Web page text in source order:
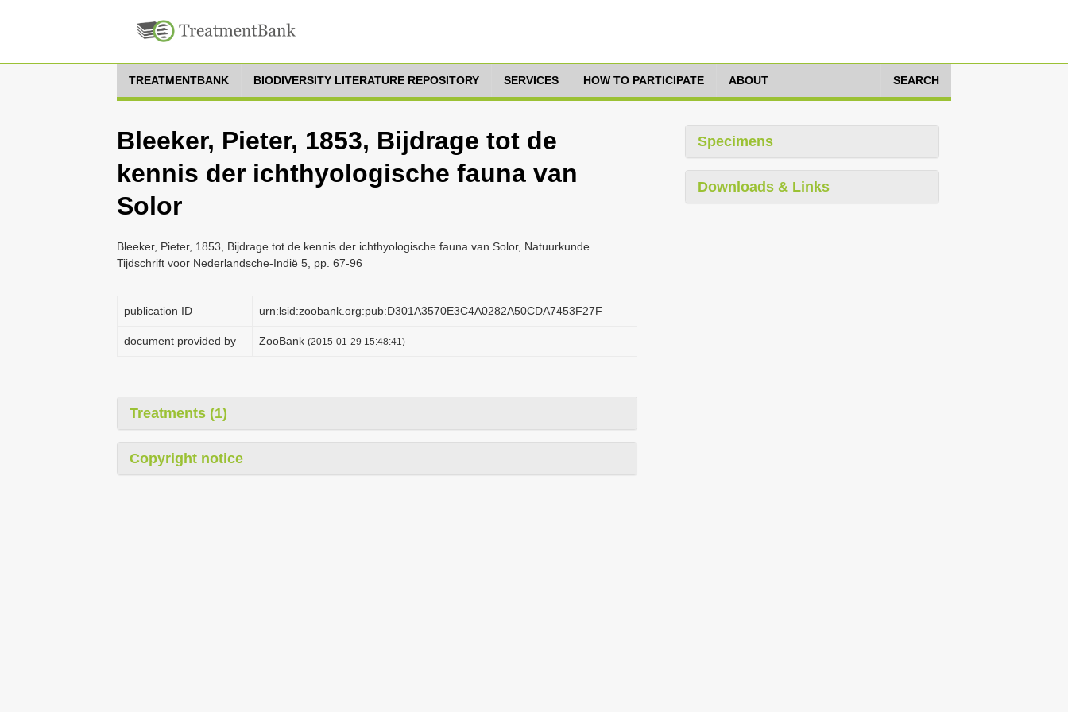
TREATMENTBANK BIODIVERSITY LITERATURE REPOSITORY SERVICES HOW TO PARTICIPATE ABOUT SEARCH
Bleeker, Pieter, 1853, Bijdrage tot de
kennis der ichthyologische fauna van
Solor
Bleeker, Pieter, 1853, Bijdrage tot de kennis der ichthyologische fauna van Solor, Natuurkunde
Tijdschrift voor Nederlandsche-Indië 5, pp. 67-96
publication ID urn:lsid:zoobank.org:pub:D301A3570E3C4A0282A50CDA7453F27F
document provided by ZooBank (2015-01-29 15:48:41)
Treatments (1)
Copyright notice
Specimens
Downloads & Links